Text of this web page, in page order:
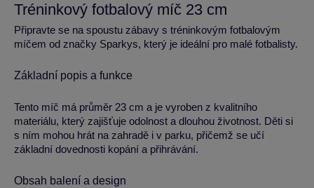
Tréninkový fotbalový míč 23 cm
Připravte se na spoustu zábavy s tréninkovým fotbalovým
míčem od značky Sparkys, který je ideální pro malé fotbalisty.
Základní popis a funkce
Tento míč má průměr 23 cm a je vyroben z kvalitního
materiálu, který zajišťuje odolnost a dlouhou životnost. Děti si
s ním mohou hrát na zahradě i v parku, přičemž se učí
základní dovednosti kopání a přihrávání.
Obsah balení a design